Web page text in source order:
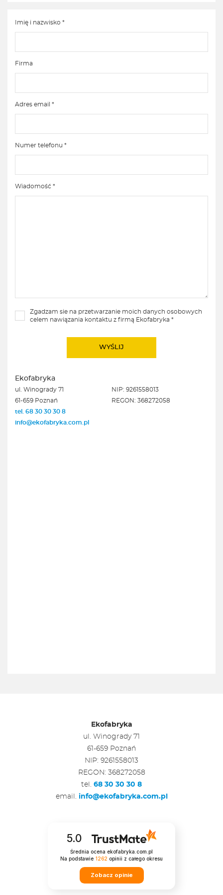
Imię i nazwisko *
Firma
Adres email *
Numer telefonu *
Wiadomość *
Zgadzam sie na przetwarzanie moich danych osobowych
celem nawiązania kontaktu z firmą Ekofabryka *
Ekofabryka
ul. Winogrady 71
61-659 Poznań
tel. 68 30 30 30 8
info@ekofabryka.com.pl
NIP: 9261558013
REGON: 368272058
Ekofabryka
ul. Winogrady 71
61-659 Poznań
NIP: 9261558013
REGON: 368272058
tel. 68 30 30 30 8
email. info@ekofabryka.com.pl
5.0
Średnia ocena ekofabryka.com.pl
Na podstawie 1262 opinii z całego okresu
Zobacz opinie